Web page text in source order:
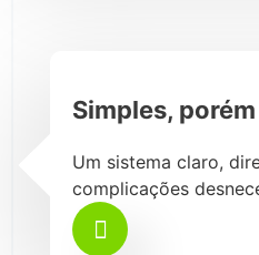
Simples,
Um sistema claro,
complicações